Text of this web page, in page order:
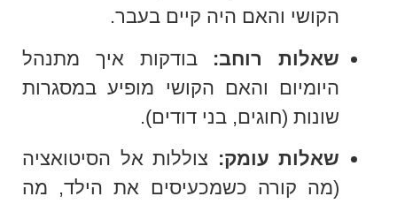
הקושי והאם היה קיים בעבר.
שאלות רוחב: בודקות איך מתנהל
היומיום והאם הקושי מופיע במסגרות
שונות (חוגים, בני דודים).
שאלות עומק: צוללות אל הסיטואציה
(מה קורה כשמכעיסים את הילד, מה